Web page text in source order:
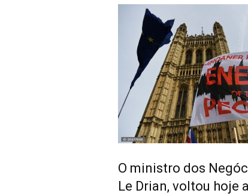
O ministro dos
Le Drian, voltou hoje